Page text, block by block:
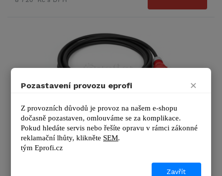
Napájecí kabel 10m
Určeno pro topidla Master B5 ECA, Master B9 ECA,
Master B5 EPB, Master B9 EPB. Napájecí kabel …
Pozastavení provozu eprofi ×
Z provozních důvodů je provoz na našem e-shopu
dočasně pozastaven, omlouváme se za komplikace.
Pokud hledáte servis nebo řešíte opravu v rámci zákonné
reklamační lhůty, klikněte SEM.
tým Eprofi.cz
Zavřít